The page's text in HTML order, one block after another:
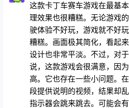
这款卡丁车赛车游戏在最基
理效果也很糟糕。无论游戏
驶体验不好玩，游戏就不好
糟糕。画面极其简化，看起
设计也非常平淡。不过，对
说，这款游戏会很满意，因
高。它也存在一些小问题。
段提供说明的视频，结果却
指示器会跳来跳去。可能会